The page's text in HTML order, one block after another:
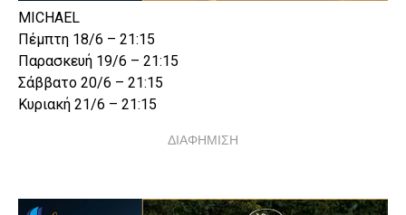
MICHAEL
Πέμπτη 18/6 – 21:15
Παρασκευή 19/6 – 21:15
Σάββατο 20/6 – 21:15
Κυριακή 21/6 – 21:15
ΔΙΑΦΗΜΙΣΗ